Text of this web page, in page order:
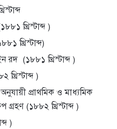
খ্রিস্টাব্দ )
খ্রিস্টাব্দ)
রদ (১৮৮১ খ্রিস্টাব্দ )
খ্রিস্টাব্দ )
প্রাথমিক ও মাধ্যমিক
গ্রহণ (১৮৮২ খ্রিস্টাব্দ )
)